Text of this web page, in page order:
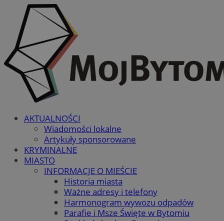
AKTUALNOŚCI
Wiadomości lokalne
Artykuły sponsorowane
KRYMINALNE
MIASTO
INFORMACJE O MIEŚCIE
Historia miasta
Ważne adresy i telefony
Harmonogram wywozu odpadów
Parafie i Msze Święte w Bytomiu